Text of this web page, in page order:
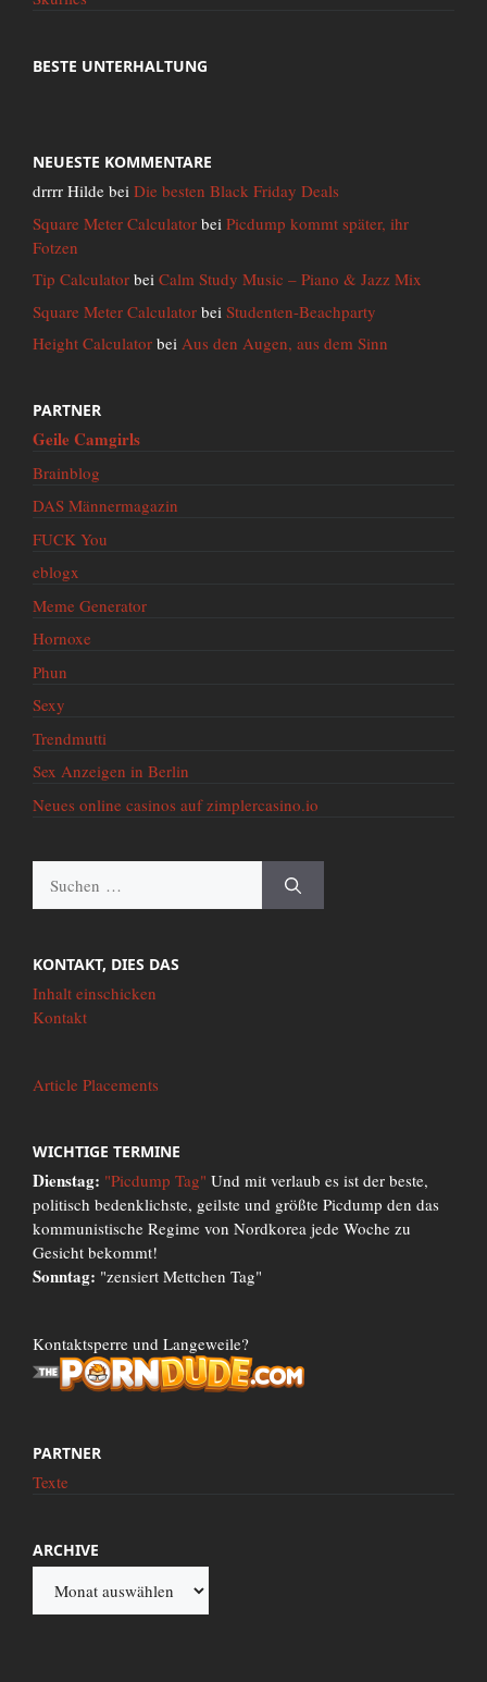
BESTE UNTERHALTUNG
NEUESTE KOMMENTARE
drrrr Hilde bei Die besten Black Friday Deals
Square Meter Calculator bei Picdump kommt später, ihr
Fotzen
Tip Calculator bei Calm Study Music – Piano & Jazz Mix
Square Meter Calculator bei Studenten-Beachparty
Height Calculator bei Aus den Augen, aus dem Sinn
PARTNER
Geile Camgirls
Brainblog
DAS Männermagazin
FUCK You
eblogx
Meme Generator
Hornoxe
Phun
Sexy
Trendmutti
Sex Anzeigen in Berlin
Neues online casinos auf zimplercasino.io
nach:
KONTAKT, DIES DAS
Inhalt einschicken
Kontakt
Article Placements
WICHTIGE TERMINE
Dienstag: "Picdump Tag" Und mit verlaub es ist der beste,
politisch bedenklichste, geilste und größte Picdump den das
kommunistische Regime von Nordkorea jede Woche zu
Gesicht bekommt!
Sonntag: "zensiert Mettchen Tag"
Kontaktsperre und Langeweile?
PARTNER
Texte
ARCHIVE